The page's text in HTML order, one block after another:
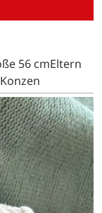
56 cmEltern